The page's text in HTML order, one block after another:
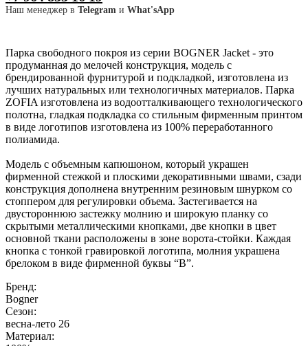
Наш менеджер в Telegram и What'sApp
Парка свободного покроя из серии BOGNER Jacket - это
продуманная до мелочей конструкция, модель с
брендированной фурнитурой и подкладкой, изготовлена из
лучших натуральных или технологичных материалов. Парка
ZOFIA изготовлена из водоотталкивающего технологического
полотна, гладкая подкладка со стильным фирменным принтом
в виде логотипов изготовлена из 100% переработанного
полиамида.
Модель с объемным капюшоном, который украшен
фирменной стежкой и плоскими декоративными швами, сзади
конструкция дополнена внутренним резиновым шнурком со
стоппером для регулировки объема. Застегивается на
двустороннюю застежку молнию и широкую планку со
скрытыми металлическими кнопками, две кнопки в цвет
основной ткани расположены в зоне ворота-стойки. Каждая
кнопка с тонкой гравировкой логотипа, молния украшена
брелоком в виде фирменной буквы “В”.
Бренд:
Bogner
Сезон:
весна-лето 26
Материал: